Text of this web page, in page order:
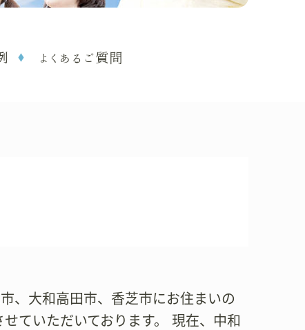
よくあるご質問
、大和高田市、香芝市にお住まいの
ていただいております。 現在、中和